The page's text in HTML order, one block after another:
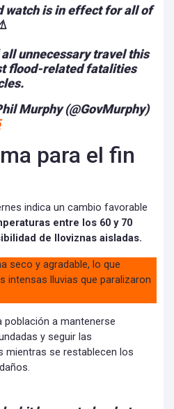
watch is in effect for all of
unnecessary travel this
flood-related fatalities
Murphy (@GovMurphy)
para el fin
indica un cambio favorable
entre los 60 y 70
de lloviznas aisladas.
seco y agradable, lo que
intensas lluvias que paralizaron
población a mantenerse
y seguir las
mientras se restablecen los